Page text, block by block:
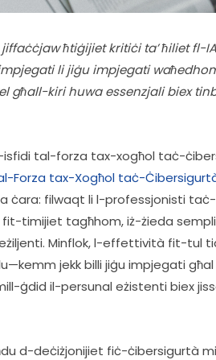
ħtiġijiet kritiċi ta’ ħiliet fl-
li jiġu impjegati
għall-kiri huwa essenzjali biex
l-isfidi tal-forza tax-xogħol taċ-
Forza tax-Xogħol taċ-
ċara: filwaqt li l-professjonisti
timijiet tagħhom, iż-żieda
Minflok, l-effettività fit-tul
jekk billi jiġu impjegati
ġdid il-persunal eżistenti biex
d-deċiżjonijiet fiċ-ċibersigurtà